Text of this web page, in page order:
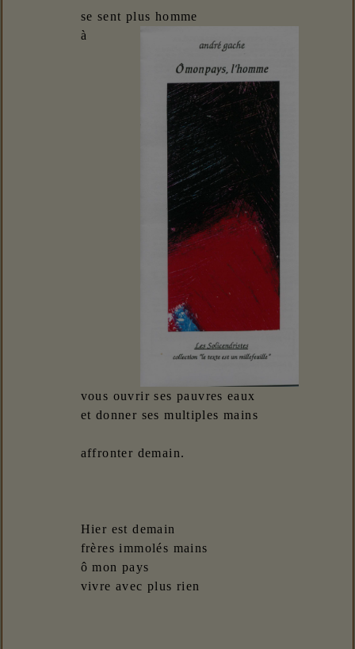
se sent plus homme
à
vous ouvrir ses pauvres eaux
et donner ses multiples mains
affronter demain.
Hier est demain
frères immolés mains
ô mon pays
vivre avec plus rien